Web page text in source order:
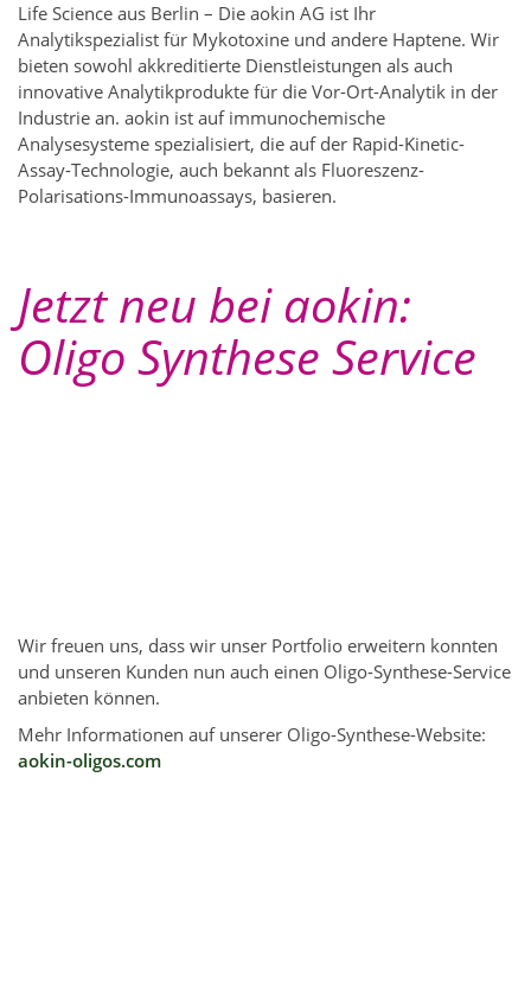
Life Science aus Berlin – Die aokin AG ist Ihr
Analytikspezialist für Mykotoxine und andere Haptene. Wir
bieten sowohl akkreditierte Dienstleistungen als auch
innovative Analytikprodukte für die Vor-Ort-Analytik in der
Industrie an. aokin ist auf immunochemische
Analysesysteme spezialisiert, die auf der Rapid-Kinetic-
Assay-Technologie, auch bekannt als Fluoreszenz-
Polarisations-Immunoassays, basieren.
Jetzt neu bei aokin:
Oligo Synthese Service
Wir freuen uns, dass wir unser Portfolio erweitern konnten
und unseren Kunden nun auch einen Oligo-Synthese-Service
anbieten können.
Mehr Informationen auf unserer Oligo-Synthese-Website:
aokin-oligos.com